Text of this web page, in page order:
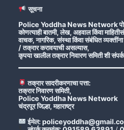
सूचना
Police Yoddha News Network
कोणत्याही बातमी, लेख, अहवाल किंवा
वाचक, नागरिक, संस्था किंवा संबंधित
/ तक्रार करावयाची असल्यास,
कृपया खालील तक्रार निवारण समिती शी संपर्क
तक्रार सादरीकरणाचा पत्ता:
तक्रार निवारण समिती,
Police Yoddha News Network
चंद्रपूर जिल्हा, महाराष्ट्र
ईमेल: